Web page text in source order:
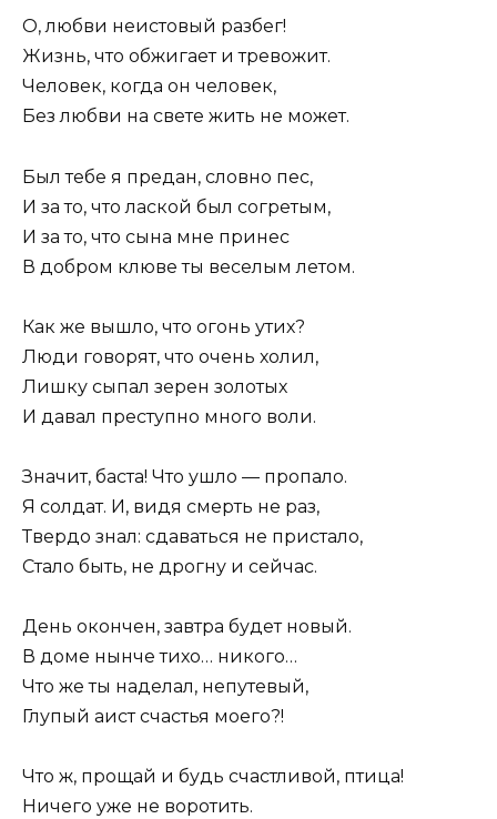
О, любви неистовый разбег!
Жизнь, что обжигает и тревожит.
Человек, когда он человек,
Без любви на свете жить не может.
Был тебе я предан, словно пес,
И за то, что лаской был согретым,
И за то, что сына мне принес
В добром клюве ты веселым летом.
Как же вышло, что огонь утих?
Люди говорят, что очень холил,
Лишку сыпал зерен золотых
И давал преступно много воли.
Значит, баста! Что ушло — пропало.
Я солдат. И, видя смерть не раз,
Твердо знал: сдаваться не пристало,
Стало быть, не дрогну и сейчас.
День окончен, завтра будет новый.
В доме нынче тихо… никого…
Что же ты наделал, непутевый,
Глупый аист счастья моего?!
Что ж, прощай и будь счастливой, птица!
Ничего уже не воротить.